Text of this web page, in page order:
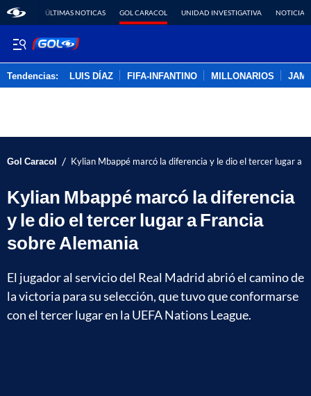
ÚLTIMAS NOTICAS GOL CARACOL UNIDAD INVESTIGATIVA NOTICIAS
Tendencias: LUIS DÍAZ FIFA-INFANTINO MILLONARIOS
Gol Caracol / Kylian Mbappé marcó la diferencia y le dio el tercer lugar a
Kylian Mbappé marcó la diferencia
y le dio el tercer lugar a Francia
sobre Alemania
El jugador al servicio del Real Madrid abrió el camino de
la victoria para su selección, que tuvo que conformarse
con el tercer lugar en la UEFA Nations League.